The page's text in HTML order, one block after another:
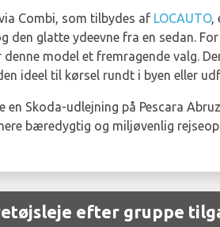
Combi, som tilbydes af LOCAUTO,
den glatte ydeevne fra en sedan.
denne model et fremragende valg.
ideel til kørsel rundt i byen eller
en Skoda-udlejning på Pescara
bæredygtig og miljøvenlig
efter gruppe